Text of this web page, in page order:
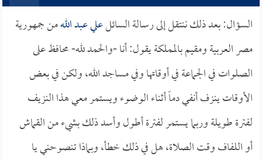
السؤال: بعد ذلك ننتقل إلى رسالة السائلعلي عبد اللهمن جمهورية
مصر العربية ومقيم بالمملكة يقول: أنا -والحمد لله- محافظ على
الصلوات في الجماعة في أوقاتها وفي مساجد الله، ولكن في بعض
الأوقات ينزف أنفي دماً أثناء الوضوء ويستمر معي هذا النزيف
لفترة طويلة وربما يستمر لفترة أطول وأسد ذلك بشيء من القماش
أو اللفاف وقت الصلاة، هل في ذلك خطأ، وبماذا تنصوحني يا